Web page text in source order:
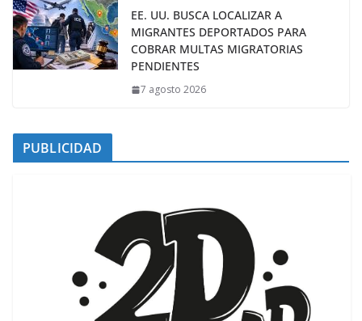
EE. UU. BUSCA LOCALIZAR A
MIGRANTES DEPORTADOS PARA
COBRAR MULTAS MIGRATORIAS
PENDIENTES
7 agosto 2026
PUBLICIDAD